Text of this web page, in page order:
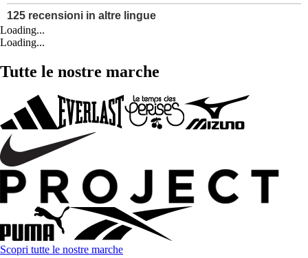
Loading...
Loading...
Tutte le nostre marche
Scopri tutte le nostre marche